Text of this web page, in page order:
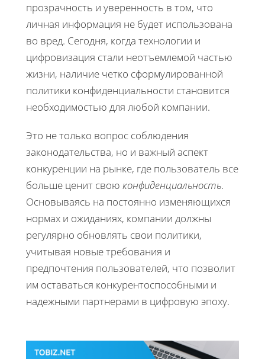
прозрачность и уверенность в том, что
личная информация не будет использована
во вред. Сегодня, когда технологии и
цифровизация стали неотъемлемой частью
жизни, наличие четко сформулированной
политики конфиденциальности становится
необходимостью для любой компании.
Это не только вопрос соблюдения
законодательства, но и важный аспект
конкуренции на рынке, где пользователь все
больше ценит свою конфиденциальность.
Основываясь на постоянно изменяющихся
нормах и ожиданиях, компании должны
регулярно обновлять свои политики,
учитывая новые требования и
предпочтения пользователей, что позволит
им оставаться конкурентоспособными и
надежными партнерами в цифровую эпоху.